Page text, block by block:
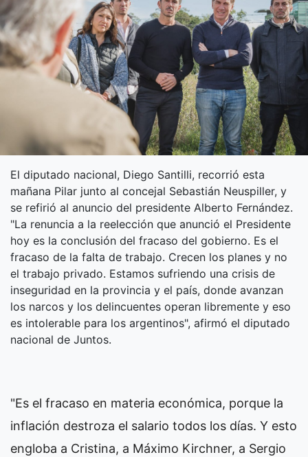
El diputado nacional, Diego Santilli, recorrió esta
mañana Pilar junto al concejal Sebastián Neuspiller, y
se refirió al anuncio del presidente Alberto Fernández.
"La renuncia a la reelección que anunció el Presidente
hoy es la conclusión del fracaso del gobierno. Es el
fracaso de la falta de trabajo. Crecen los planes y no
el trabajo privado. Estamos sufriendo una crisis de
inseguridad en la provincia y el país, donde avanzan
los narcos y los delincuentes operan libremente y eso
es intolerable para los argentinos", afirmó el diputado
nacional de Juntos.
"Es el fracaso en materia económica, porque la
inflación destroza el salario todos los días. Y esto
engloba a Cristina, a Máximo Kirchner, a Sergio